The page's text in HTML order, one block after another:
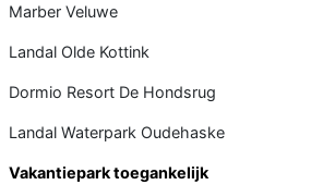
Marber Veluwe
Landal Olde Kottink
Dormio Resort De Hondsrug
Landal Waterpark Oudehaske
Vakantiepark toegankelijk